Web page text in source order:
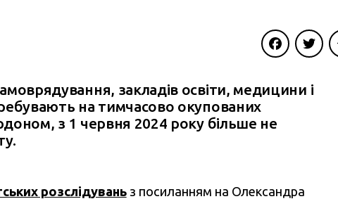
закладів освіти, медицини і
на тимчасово окупованих
з 1 червня 2024 року більше не
розслідуваньз посиланням на Олександра